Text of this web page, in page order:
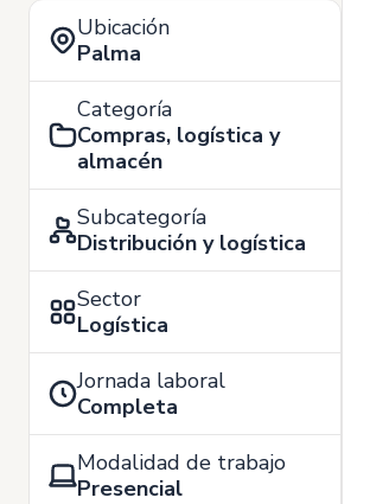
Ubicación
Palma
Categoría
Compras, logística y
almacén
Subcategoría
Distribución y logística
Sector
Logística
Jornada laboral
Completa
Modalidad de trabajo
Presencial